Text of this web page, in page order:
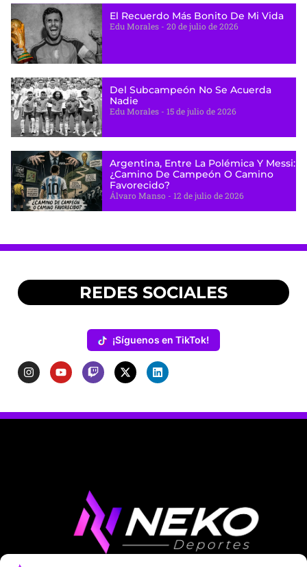
El Recuerdo Más Bonito De Mi Vida
Edu Morales 20 de julio de 2026
Del Subcampeón No Se Acuerda
Nadie
Edu Morales 15 de julio de 2026
Argentina, Entre La Polémica Y Messi:
¿camino De Campeón O Camino
Favorecido?
Álvaro Manso 12 de julio de 2026
REDES SOCIALES
¡Síguenos en TikTok!